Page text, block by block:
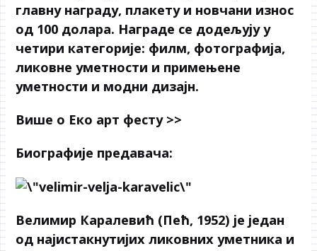
главну награду, плакету и новчани износ
од 100 долара. Награде се додељују у
четири категорије: филм, фотографија,
ликовне уметности и примењене
уметности и модни дизајн.
Више о Еко арт фесту >>
Биографије предавача:
Велимир Каралевић (Пећ, 1952) је један
од најистакнутијих ликовних уметника и